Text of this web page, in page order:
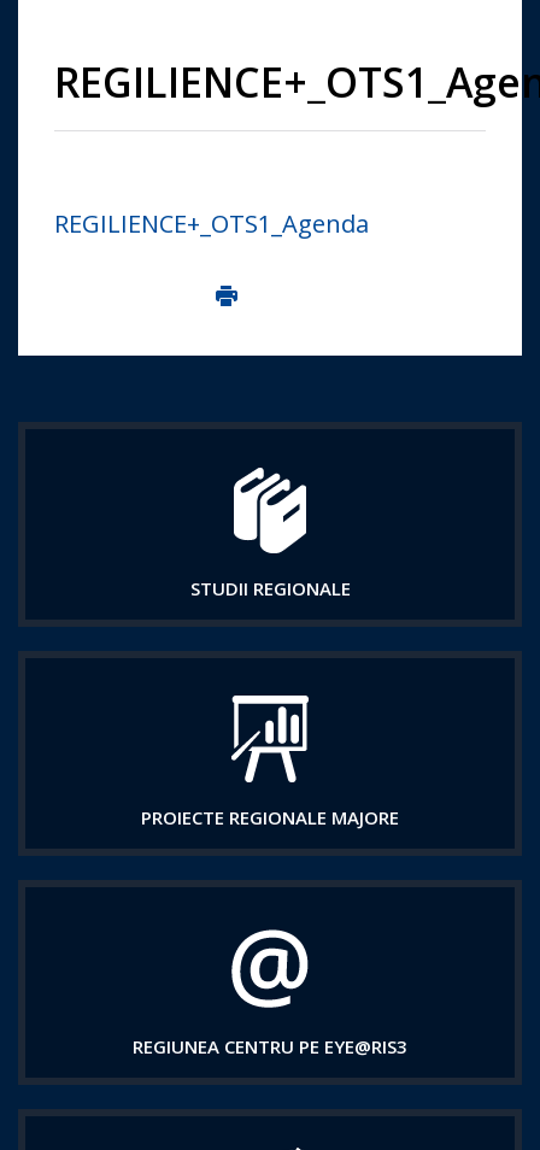
REGILIENCE+_OTS1_Agenda
Imprima aceasta pagina
STUDII REGIONALE
PROIECTE REGIONALE MAJORE
REGIUNEA CENTRU PE EYE@RIS3